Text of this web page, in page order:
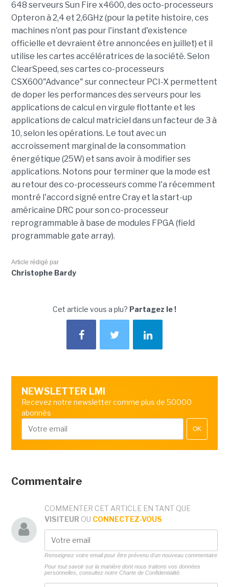
648 serveurs Sun Fire x4600, des octo-processeurs
Opteron à 2,4 et 2,6GHz (pour la petite histoire, ces
machines n'ont pas pour l'instant d'existence
officielle et devraient être annoncées en juillet) et il
utilise les cartes accélératrices de la société. Selon
ClearSpeed, ses cartes co-processeurs
CSX600"Advance" sur connecteur PCI-X permettent
de doper les performances des serveurs pour les
applications de calcul en virgule flottante et les
applications de calcul matriciel dans un facteur de 3 à
10, selon les opérations. Le tout avec un
accroissement marginal de la consommation
énergétique (25W) et sans avoir à modifier ses
applications. Notons pour terminer que la mode est
au retour des co-processeurs comme l'a récemment
montré l'accord signé entre Cray et la start-up
américaine DRC pour son co-processeur
reprogrammable à base de modules FPGA (field
programmable gate array).
Article rédigé par
Christophe Bardy
Cet article vous a plu? Partagez le !
NEWSLETTER LMI
Recevez notre newsletter comme plus de 50000
abonnés
OK
Commentaire
COMMENTER CET ARTICLE EN TANT QUE
VISITEUR OU CONNECTEZ-VOUS
Renseignez votre email pour être prévenu d'un nouveau commentaire
Pour tout savoir sur la manière dont nous traitons vos données
personnelles, consultez notre Charte de Confidentialité.